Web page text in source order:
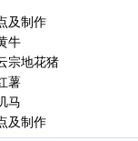
及制作
牛
宗地花猪
薯
马
及制作